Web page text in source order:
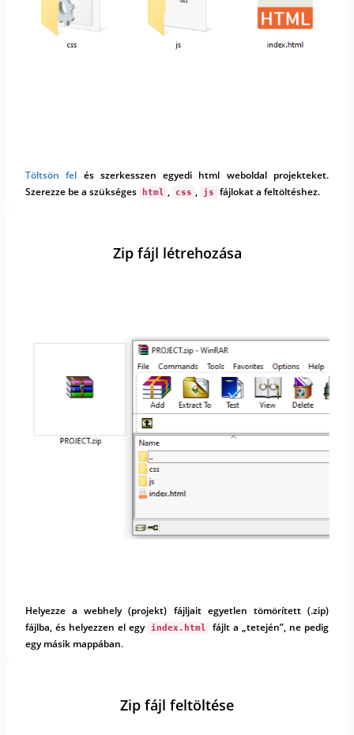
Töltsön fel és szerkesszen egyedi html weboldal projekteket.
Szerezze be a szükséges
html , css , js fájlokat a feltöltéshez.
Zip fájl létrehozása
Helyezze a webhely (projekt) fájljait egyetlen tömörített (.zip)
fájlba, és helyezzen el egy index.html
fájlt a „tetején”, ne pedig
egy másik mappában.
Zip fájl feltöltése